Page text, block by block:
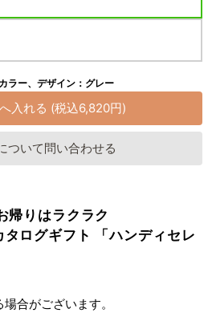
ラー、デザイン：グレー
ついて問い合わせる
帰りはラクラク
ログギフト 「ハンディセレ
合がございます。